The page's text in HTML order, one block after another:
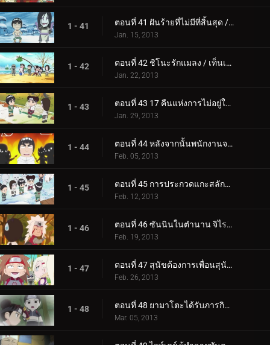
1 - 41 ตอนที่ 41 ฝันร้ายที่ไม่มีที่สิ้นสุด / การสร้างสรรค์จากอนาคต!
Jan. 15, 2013
1 - 42 ตอนที่ 42 ชิโนะรักแมลง / เท็นเท็นต่อสู้กับการต่อสู้ของหญิงสาว
Jan. 22, 2013
1 - 43 ตอนที่ 43 17 คืนแห่งการไม่อยู่ในสายตา / ทำความสะอาดห้องน้ำทำให้จิตใจสะอาด
Jan. 29, 2013
1 - 44 ตอนที่ 44 หลังจากนั้นพนักงานจะกินถั่ว! / ไรคาเงะถูกโจมตี!
Feb. 05, 2013
1 - 45 ตอนที่ 45 การประกวดแกะสลักหิมะเพลิง! / สนามรบที่เรียกว่าวันวาเลนไทน์!
Feb. 12, 2013
1 - 46 ตอนที่ 46 ซันนินในตำนาน จิไรยะ! / แทรกซึมเข้าไปในห้องอาบน้ำหญิง!
Feb. 19, 2013
1 - 47 ตอนที่ 47 สุนัขต้องการเพื่อนสุนัข / นี่เขาเอง!
Feb. 26, 2013
1 - 48 ตอนที่ 48 ยามาโตะได้รับภารกิจ / หมู่บ้านใบไม้แห่งความตาย!
Mar. 05, 2013